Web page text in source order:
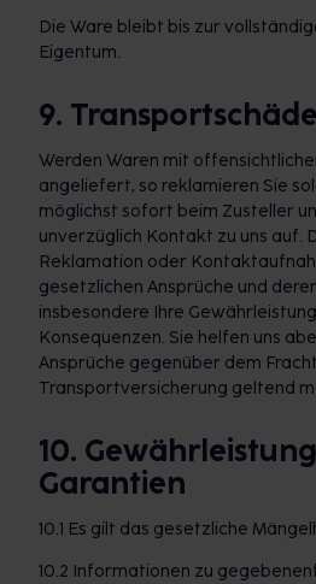
Die Ware bleibt bis zur
Eigentum.
9.
Werden Waren mit
angeliefert, so reklamieren Sie
möglichst sofort beim Zusteller
unverzüglich Kontakt zu uns auf.
Reklamation oder
gesetzlichen Ansprüche und
insbesondere Ihre
Konsequenzen. Sie helfen uns
Ansprüche gegenüber dem
Transportversicherung geltend
10.
Garantien
10.1 Es gilt das gesetzliche
10.2 Informationen zu